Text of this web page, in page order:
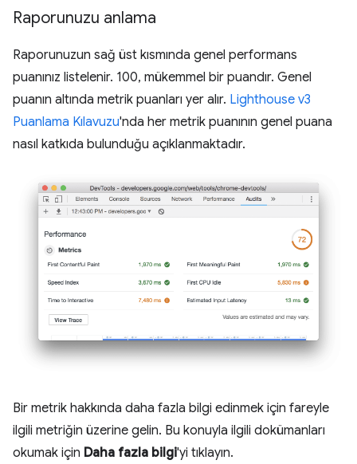
Raporunuzu anlama
Raporunuzun sağ üst kısmında genel performans
puanınız listelenir. 100, mükemmel bir puandır. Genel
puanın altında metrik puanları yer alır. Lighthouse v3
Puanlama Kılavuzu'nda her metrik puanının genel puana
nasıl katkıda bulunduğu açıklanmaktadır.
Bir metrik hakkında daha fazla bilgi edinmek için fareyle
ilgili metriğin üzerine gelin. Bu konuyla ilgili dokümanları
okumak için Daha fazla bilgi'yi tıklayın.